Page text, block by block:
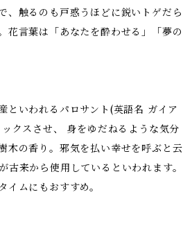
、触るのも戸惑うほどに鋭いトゲだら
花言葉は「あなたを酔わせる」「夢の
といわれるパロサント(英語名 ガイア
クスさせ、 身をゆだねるような気分
木の香り。邪気を払い幸せを呼ぶと云
古来から使用しているといわれます。
イムにもおすすめ。